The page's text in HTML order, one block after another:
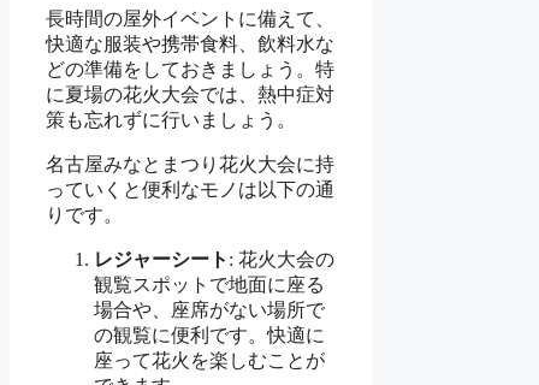
長時間の屋外イベントに備えて、
快適な服装や携帯食料、飲料水な
どの準備をしておきましょう。特
に夏場の花火大会では、熱中症対
策も忘れずに行いましょう。
名古屋みなとまつり花火大会に持
っていくと便利なモノは以下の通
りです。
レジャーシート : 花火大会の
観覧スポットで地面に座る
場合や、座席がない場所で
の観覧に便利です。快適に
座って花火を楽しむことが